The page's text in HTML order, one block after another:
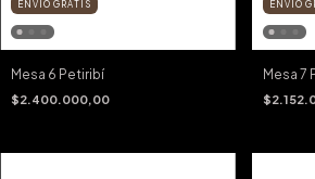
ENVÍO GRATIS
Mesa 6 Petiribí
$2.400.000,00
ENVÍO
Mesa 7